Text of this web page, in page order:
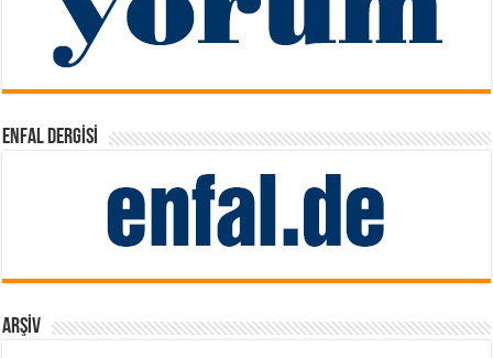
ENFAL DERGISI
ARŞIV